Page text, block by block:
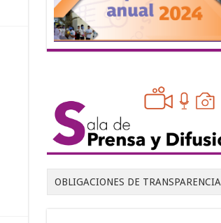
OBLIGACIONES DE TRANSPARENCIA